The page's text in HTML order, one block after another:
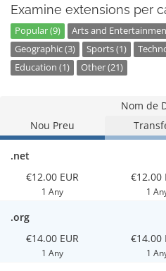
Examine extensions per
Popular (9) Arts and
Geographic (3)
Sports (1)
Education (1)
Other (21)
Nom de
Nou Preu
.net
€12.00 EUR
1 Any
€12.00
1
.org
€14.00 EUR
1 Any
€14.00
1